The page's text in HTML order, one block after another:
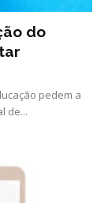
do
pedem a
de...